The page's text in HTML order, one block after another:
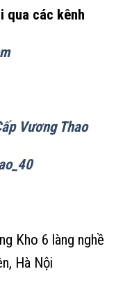
qua các kênh
Vương Thao
Kho 6 làng nghề
Hà Nội